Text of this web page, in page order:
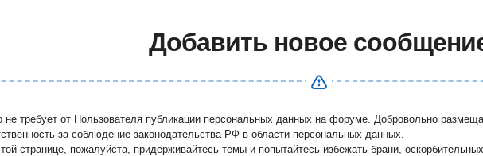
Добавить новое
требует от Пользователя публикации персональных данных на форуме. Добровольно
за соблюдение законодательства РФ в области персональных данных.
странице, пожалуйста, придерживайтесь темы и попытайтесь избежать брани,